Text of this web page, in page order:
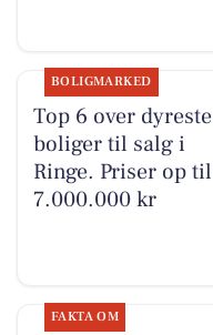
BOLIGMARKED
Top 6 over dyreste
boliger til salg i
Ringe. Priser op til
7.000.000 kr
FAKTA OM